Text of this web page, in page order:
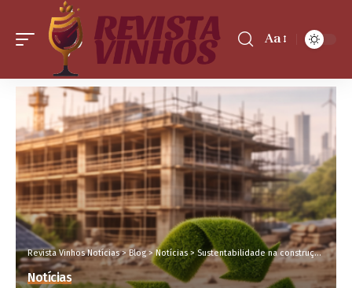
Aa
Revista Vinhos Notícias>Blog>Notícias>Sustentabilidade na construção: É possível gerar lucro com práticas ambientais? Saiba neste artigo
Notícias